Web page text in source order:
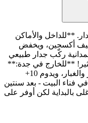
**للداخل والأماكن
يضيف أكسجين، ويخفض
ركّب جدار طبيعي
**للخارج في جدة:**
الصناعي أعملي - صفر صيانة، يتحمل الحر والغبار، ويدوم 10+
البيت - بعد سنتين
بالبداية لكن أوفر على